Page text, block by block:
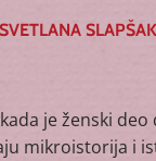
SLAPŠAK
je ženski
mikroistorija i